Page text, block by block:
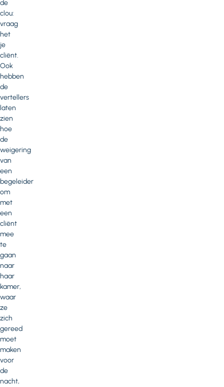
de
clou:
vraag
het
je
cliënt.
Ook
hebben
de
vertellers
laten
zien
hoe
de
weigering
van
een
begeleider
om
met
een
cliënt
mee
te
gaan
naar
haar
kamer,
waar
ze
zich
gereed
moet
maken
voor
de
nacht,